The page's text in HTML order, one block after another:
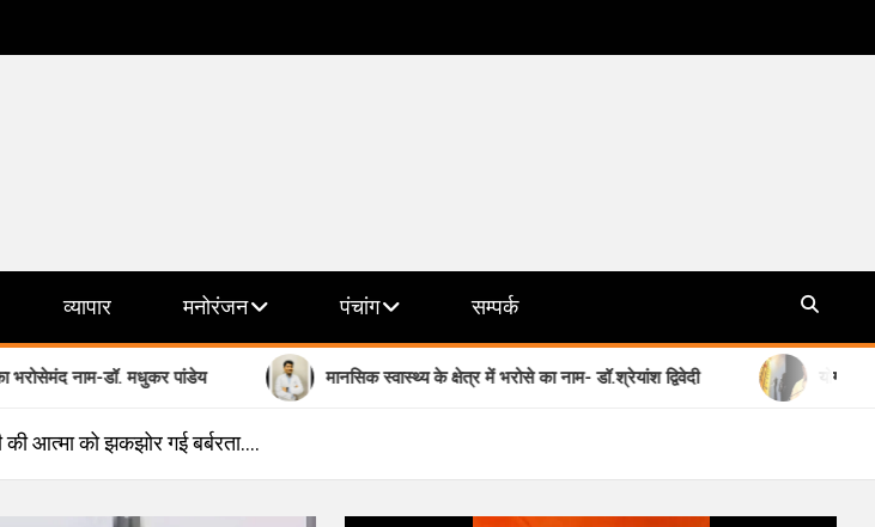
व्यापार मनोरंजन पंचांग सम्पर्क
डॉ. मधुकर पांडेय मानसिक स्वास्थ्य के क्षेत्र में भरोसे का नाम- डॉ.श्रेयांश द्विवेदी योगी सरकार की
की आत्मा को झकझोर गई बर्बरता….